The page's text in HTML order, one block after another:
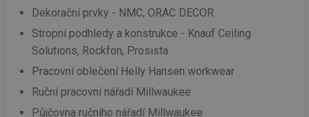
Dekorační prvky - NMC, ORAC DECOR
Stropní podhledy a konstrukce - Knauf Ceiling
Solutions, Rockfon, Prosista
Pracovní oblečení Helly Hansen workwear
Ruční pracovní nářadí Millwaukee
Půjčovna ručního nářadí Millwaukee